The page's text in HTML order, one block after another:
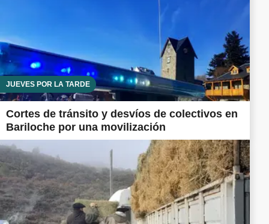
JUEVES POR LA TARDE
Cortes de tránsito y desvíos de colectivos en
Bariloche por una movilización